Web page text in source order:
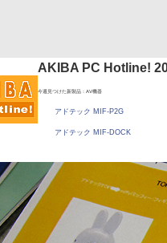
AKIBA PC Hotline!
今週見つけた新製品：AV機器
アドテック MIF-P2G
アドテック MIF-DOCK